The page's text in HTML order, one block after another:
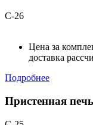
С-26
Цена за
доставка
Подробнее
Пристенная